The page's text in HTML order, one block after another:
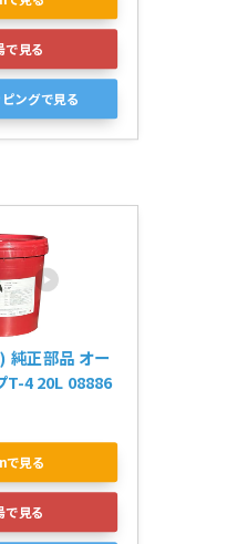
で見る
ングで見る
純正部品 オー
T-4 20L 08886
見る
で見る